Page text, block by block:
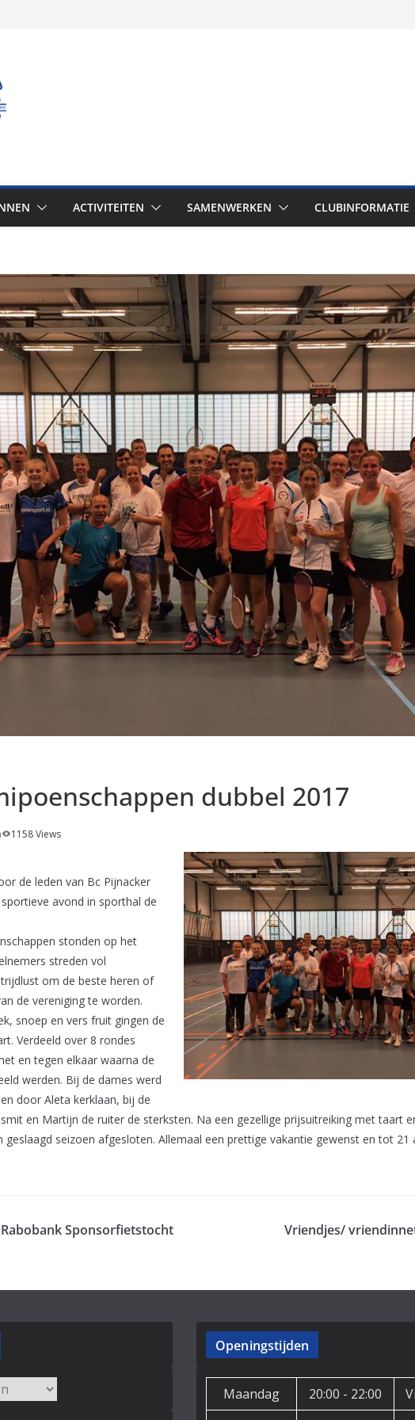
ACTIVITEITEN SAMENWERKEN CLUBINFORMATIE
dubbel 2017
1158 Views
de leden van Bc Pijnacker
avond in sporthal de
stonden op het
streden vol
om de beste heren of
de vereniging te worden.
snoep en vers fruit gingen de
Verdeeld over 8 rondes
en tegen elkaar waarna de
werden. Bij de dames werd
door Aleta kerklaan, bij de
en Martijn de ruiter de sterksten. Na een gezellige prijsuitreiking met taart
geslaagd seizoen afgesloten. Allemaal een prettige vakantie gewenst en tot 21
Sponsorfietstocht Vriendjes/
Openingstijden
Maandag 20:00 - 22:00